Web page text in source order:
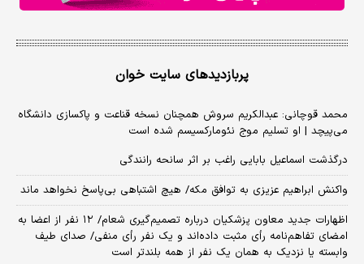
پربازدیدهای سایت خوان
محمد قوچانی: عبدالکریم سروش همچنان نسخه قناعت و پاکسازی دانشگاه
می‌پیچد | او تسلیم موج نئومارکسیسم شده است
درگذشت اسماعیل بابایی راغب بر اثر سانحه رانندگی
واکنش ابراهیم عزیزی به توافق مکه/ هیچ اشتباهی بی‌پاسخ نخواهد ماند
اظهارات جدید معاون پزشکیان درباره تصمیم‌گیری شعام/ ۱۲ نفر از اعضا به
امضای تفاهم‌نامه رأی مثبت داده‌اند و یک نفر رأی منفی/ صدای طیف
وابسته یا نزدیک به همان یک نفر از همه بلندتر است